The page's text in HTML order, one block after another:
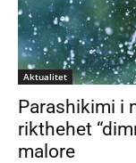
Aktualitet
Parashikimi i
rikthehet
malore